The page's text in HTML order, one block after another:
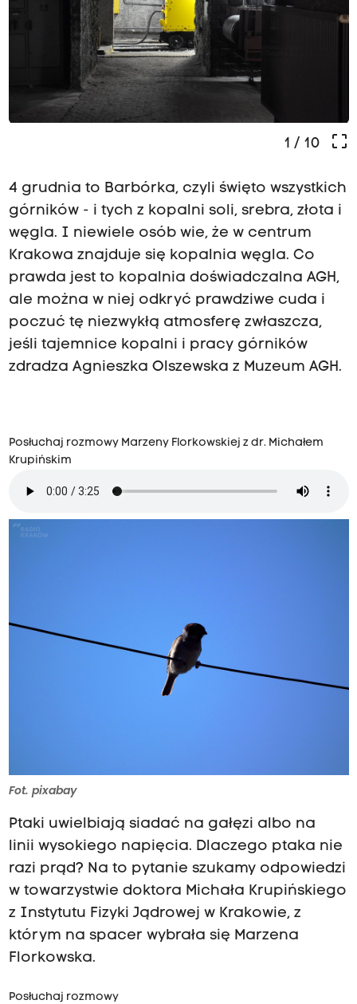
crop_free
1 / 10
4 grudnia to Barbórka, czyli święto wszystkich
górników - i tych z kopalni soli, srebra, złota i
węgla. I niewiele osób wie, że w centrum
Krakowa znajduje się kopalnia węgla. Co
prawda jest to kopalnia doświadczalna AGH,
ale można w niej odkryć prawdziwe cuda i
poczuć tę niezwykłą atmosferę zwłaszcza,
jeśli tajemnice kopalni i pracy górników
zdradza Agnieszka Olszewska z Muzeum AGH.
Posłuchaj rozmowy Marzeny Florkowskiej z dr. Michałem
Krupińskim
Fot. pixabay
Ptaki uwielbiają siadać na gałęzi albo na
linii wysokiego napięcia. Dlaczego ptaka nie
razi prąd? Na to pytanie szukamy odpowiedzi
w towarzystwie doktora Michała Krupińskiego
z Instytutu Fizyki Jądrowej w Krakowie, z
którym na spacer wybrała się Marzena
Florkowska.
Posłuchaj rozmowy